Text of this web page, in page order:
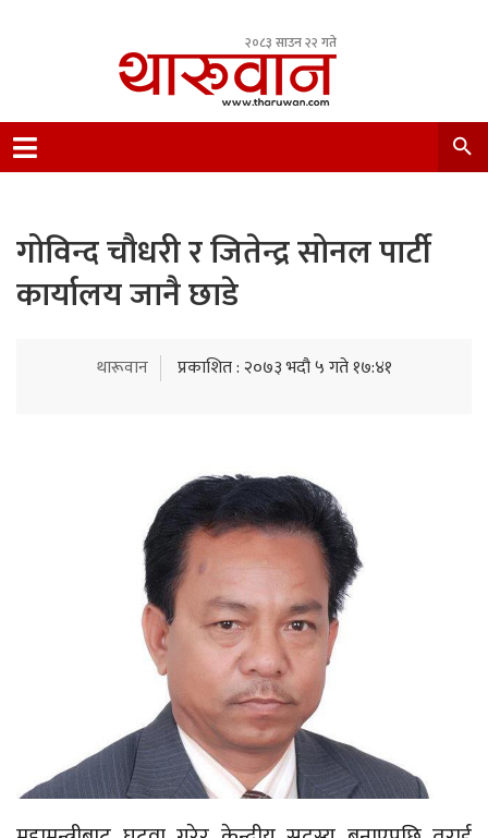
२०८३ साउन २२ गते
Nepal.
गोविन्द चौधरी र जितेन्द्र सोनल पार्टी
कार्यालय जानै छाडे
थारूवान प्रकाशित : २०७३ भदौ ५ गते १७:४१